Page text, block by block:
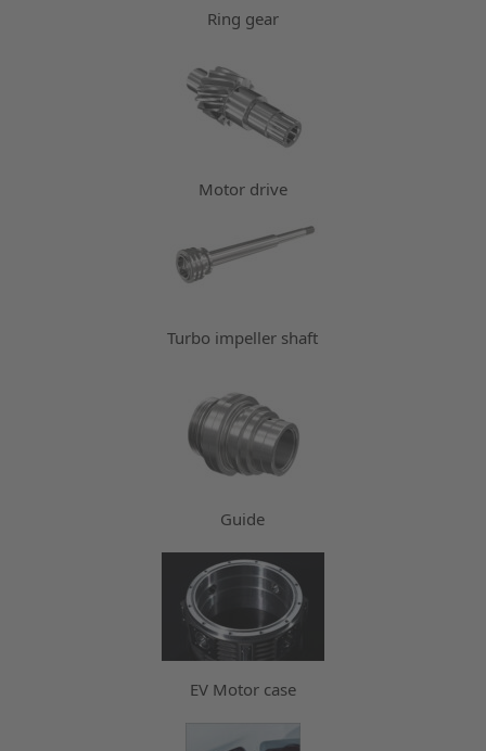
Ring gear
Motor drive
Turbo impeller shaft
Guide
EV Motor case